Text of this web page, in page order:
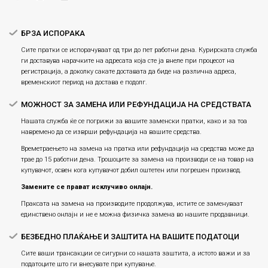
БРЗА ИСПОРАКА
Сите пратки се испорачуваат од три до пет работни дена. Курирската служба
ги доставува нарачките на адресата која сте ја внеле при процесот на
регистрација, а доколку сакате доставата да биде на различна адреса,
временскиот период на достава е подолг.
МОЖНОСТ ЗА ЗАМЕНА ИЛИ РЕФУНДАЦИЈА НА СРЕДСТВАТА
Нашата служба ќе се погрижи за вашите заменски пратки, како и за тоа
навремено да се изврши рефундација на вашите средства.
Времетраењето на замена на пратка или рефундацијa на средства може да
трае до 15 работни дена. Трошоците за замена на производи се на товар на
купувачот, освен кога купувачот добил оштетен или погрешен производ.
Замените се прават исклучиво онлајн.
Праксата на замена на производите продолжува, истите се заменуваат
единствено онлајн и не е можна физичка замена во нашите продавници.
БЕЗБЕДНО ПЛАЌАЊЕ И ЗАШТИТА НА ВАШИТЕ ПОДАТОЦИ
Сите ваши трансакции се сигурни со нашата заштита, а истото важи и за
податоците што ги внесувате при купување.